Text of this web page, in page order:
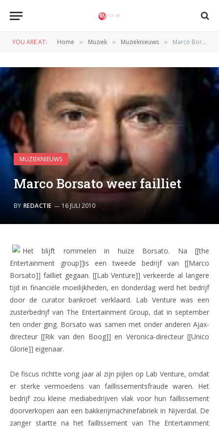
YOU ARE AT: Home » Muziek » Muzieknieuws » Marco Borsato weer failliet
MUZIEKNIEUWS
Marco Borsato weer failliet
BY REDACTIE 16 JULI 2010
Het blijft rommelen in huize Borsato. Na [[the
Entertainment group]]is een tweede bedrijf van [[Marco
Borsato]] failliet gegaan. [[Lab Venture]] verkeerde al langere
tijd in financiële moeilijkheden, en donderdag werd het bedrijf
door de curator bankroet verklaard. Lab Venture was een
zusterbedrijf van The Entertainment Group, dat in september
ten onder ging. Borsato was samen met onder anderen Ajax-
directeur [[Rik van den Boog]] en Veronica-directeur [[Unico
Glorie]] eigenaar.
De fiscus richtte vorig jaar al zijn pijlen op Lab Venture, omdat
er sterke vermoedens van faillissementsfraude waren. Het
bedrijf zou kleine mediabedrijven vlak voor hun faillissement
doorverkopen aan een bakkerijmachinefabriek in Nijverdal. De
zanger startte na het faillissement van The Entertainment